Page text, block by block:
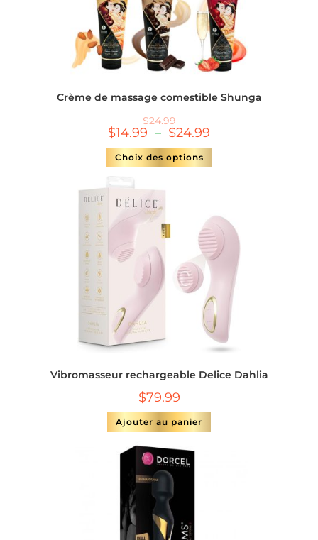
Crème de massage comestible Shunga
$24.99
$14.99 – $24.99
Choix des options
Vibromasseur rechargeable Delice Dahlia
$79.99
Ajouter au panier